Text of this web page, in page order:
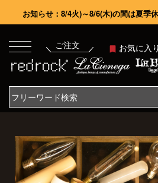
お知らせ：8/4火)～8/6(木)の間は夏季
ご注文 お気に入り